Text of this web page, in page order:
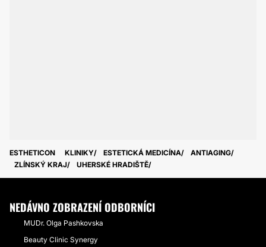
ESTHETICON KLINIKY ESTETICKÁ MEDICÍNA
ANTIAGING
ZLÍNSKÝ KRAJ
UHERSKÉ HRADIŠTĚ
NEDÁVNO ZOBRAZENÍ ODBORNÍCI
MUDr. Olga Pashkovska
Beauty Clinic Synergy